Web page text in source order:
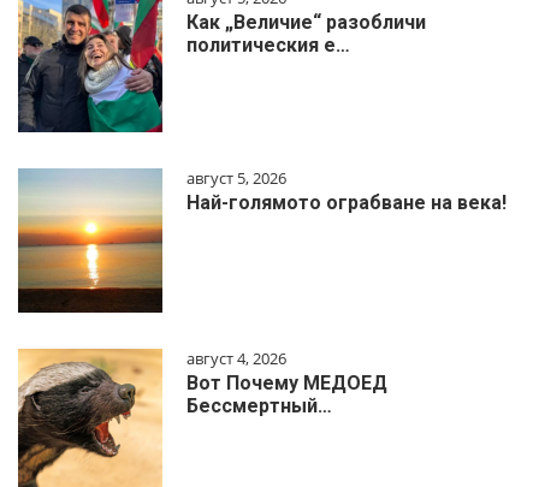
Как „Величие“ разобличи
политическия е…
август 5, 2026
Най-голямото ограбване на века!
август 4, 2026
Вот Почему МЕДОЕД
Бессмертный…